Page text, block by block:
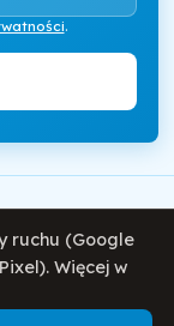
.
zastrzeżone.
ruchu (Google
Więcej w